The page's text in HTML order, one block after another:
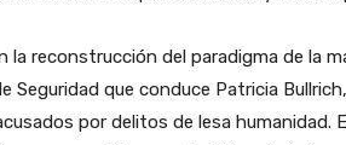
reconstrucción del paradigma de la
que conduce Patricia
por delitos de lesa humanidad.